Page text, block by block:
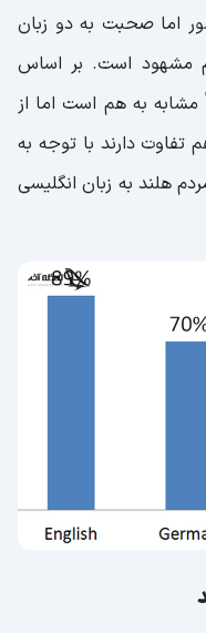
اما صحبت به دو زبان
مشهود است. بر اساس
مشابه به هم است اما از
دارند با توجه به
هلند به زبان انگلیسی